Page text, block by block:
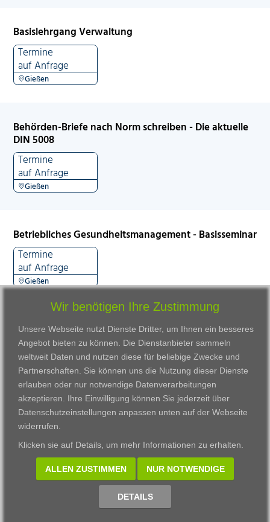
Basislehrgang Verwaltung
Termine
auf Anfrage
Gießen
Behörden-Briefe nach Norm schreiben - Die aktuelle
DIN 5008
Termine
auf Anfrage
Gießen
Betriebliches Gesundheitsmanagement - Basisseminar
Termine
auf Anfrage
Gießen
VWAK
Karriere
Links
Impressum
Datenschutzerklärung
Standorte
Darmstadt
Gießen
Kassel
Wiesbaden
Fortbildungszentrum
Bildungsangebot
Ausbildung
Wir benötigen Ihre Zustimmung
Unsere Webseite nutzt Dienste Dritter, um Ihnen ein besseres
Angebot bieten zu können. Die Dienstanbieter sammeln
weltweit Daten und nutzen diese für beliebige Zwecke und
Partnerschaften. Sie können uns die Nutzung dieser Dienste
erlauben oder nur notwendige Datenverarbeitungen
akzeptieren. Ihre Einwilligung können Sie jederzeit über
Datenschutzeinstellungen anpassen unten auf der Webseite
widerrufen.
Klicken sie auf Details, um mehr Informationen zu erhalten.
ALLEN ZUSTIMMEN NUR NOTWENDIGE
DETAILS